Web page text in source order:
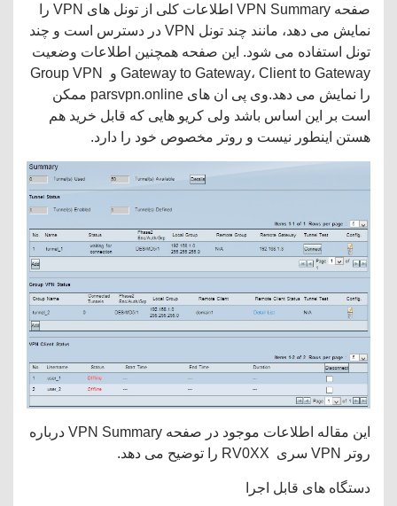
صفحه VPN Summary اطلاعات کلی از تونل های VPN را
نمایش می دهد، مانند چند تونل VPN در دسترس است و چند
تونل استفاده می شود. این صفحه همچنین اطلاعات وضعیت
Gateway to Gateway، Client to Gateway و Group VPN
را نمایش می دهد.وی پی ان های parsvpn.online ممکن
است بر این اساس باشد ولی کریو هایی که قابل خرید هم
هستن اینطور نیست و روتر مخصوص خود را دارد.
این مقاله اطلاعات موجود در صفحه VPN Summary درباره
روتر VPN سری RV0XX را توضیح می دهد.
دستگاه های قابل اجرا